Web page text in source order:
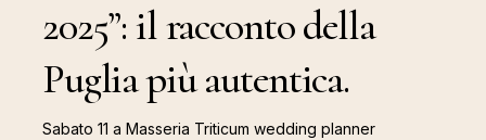
2025”: il racconto della
Puglia più autentica.
Sabato 11 a Masseria Triticum wedding planner